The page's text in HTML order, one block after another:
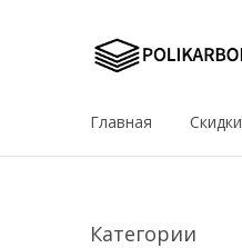
Главная Скидки
Категории